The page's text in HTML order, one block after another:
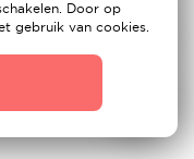
in Noord-
in Sigulda.
houden, kunnen
ze verschillende
Door op
gebruik van cookies.